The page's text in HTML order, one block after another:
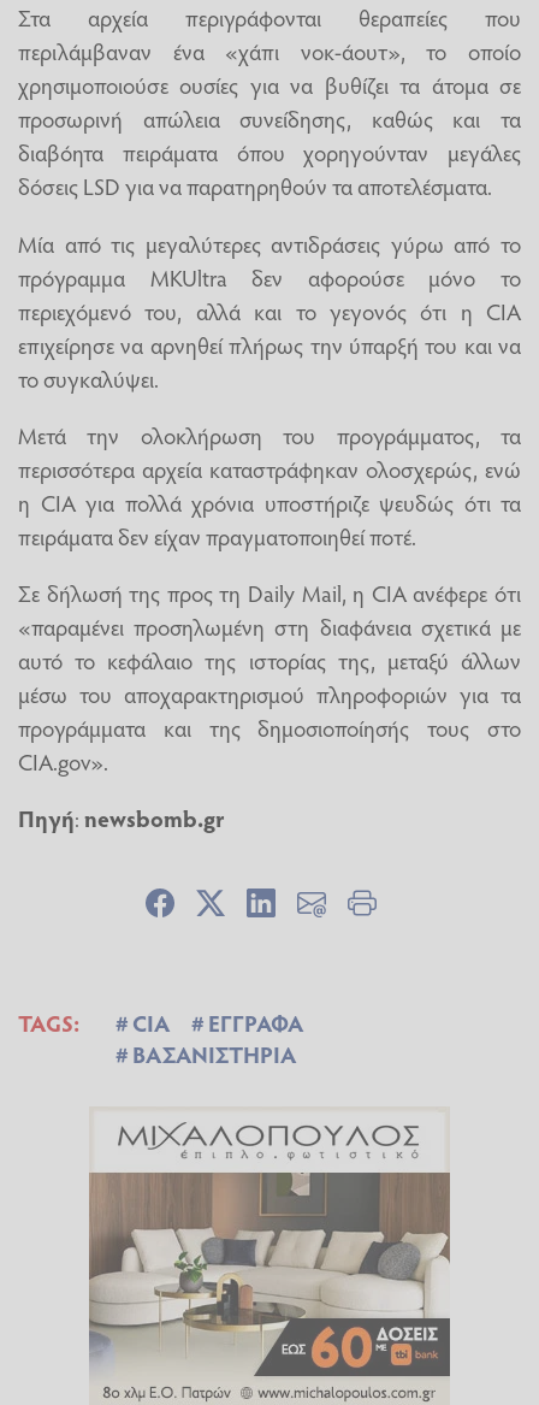
Στα αρχεία περιγράφονται θεραπείες που
περιλάμβαναν ένα «χάπι νοκ-άουτ», το οποίο
χρησιμοποιούσε ουσίες για να βυθίζει τα άτομα σε
προσωρινή απώλεια συνείδησης, καθώς και τα
διαβόητα πειράματα όπου χορηγούνταν μεγάλες
δόσεις LSD για να παρατηρηθούν τα αποτελέσματα.
Μία από τις μεγαλύτερες αντιδράσεις γύρω από το
πρόγραμμα MKUltra δεν αφορούσε μόνο το
περιεχόμενό του, αλλά και το γεγονός ότι η CIA
επιχείρησε να αρνηθεί πλήρως την ύπαρξή του και να
το συγκαλύψει.
Μετά την ολοκλήρωση του προγράμματος, τα
περισσότερα αρχεία καταστράφηκαν ολοσχερώς, ενώ
η CIA για πολλά χρόνια υποστήριζε ψευδώς ότι τα
πειράματα δεν είχαν πραγματοποιηθεί ποτέ.
Σε δήλωσή της προς τη Daily Mail, η CIA ανέφερε ότι
«παραμένει προσηλωμένη στη διαφάνεια σχετικά με
αυτό το κεφάλαιο της ιστορίας της, μεταξύ άλλων
μέσω του αποχαρακτηρισμού πληροφοριών για τα
προγράμματα και της δημοσιοποίησής τους στο
CIA.gov».
Πηγή:newsbomb.gr
TAGS: CIA
ΕΓΓΡΑΦΑ
ΒΑΣΑΝΙΣΤΗΡΙΑ